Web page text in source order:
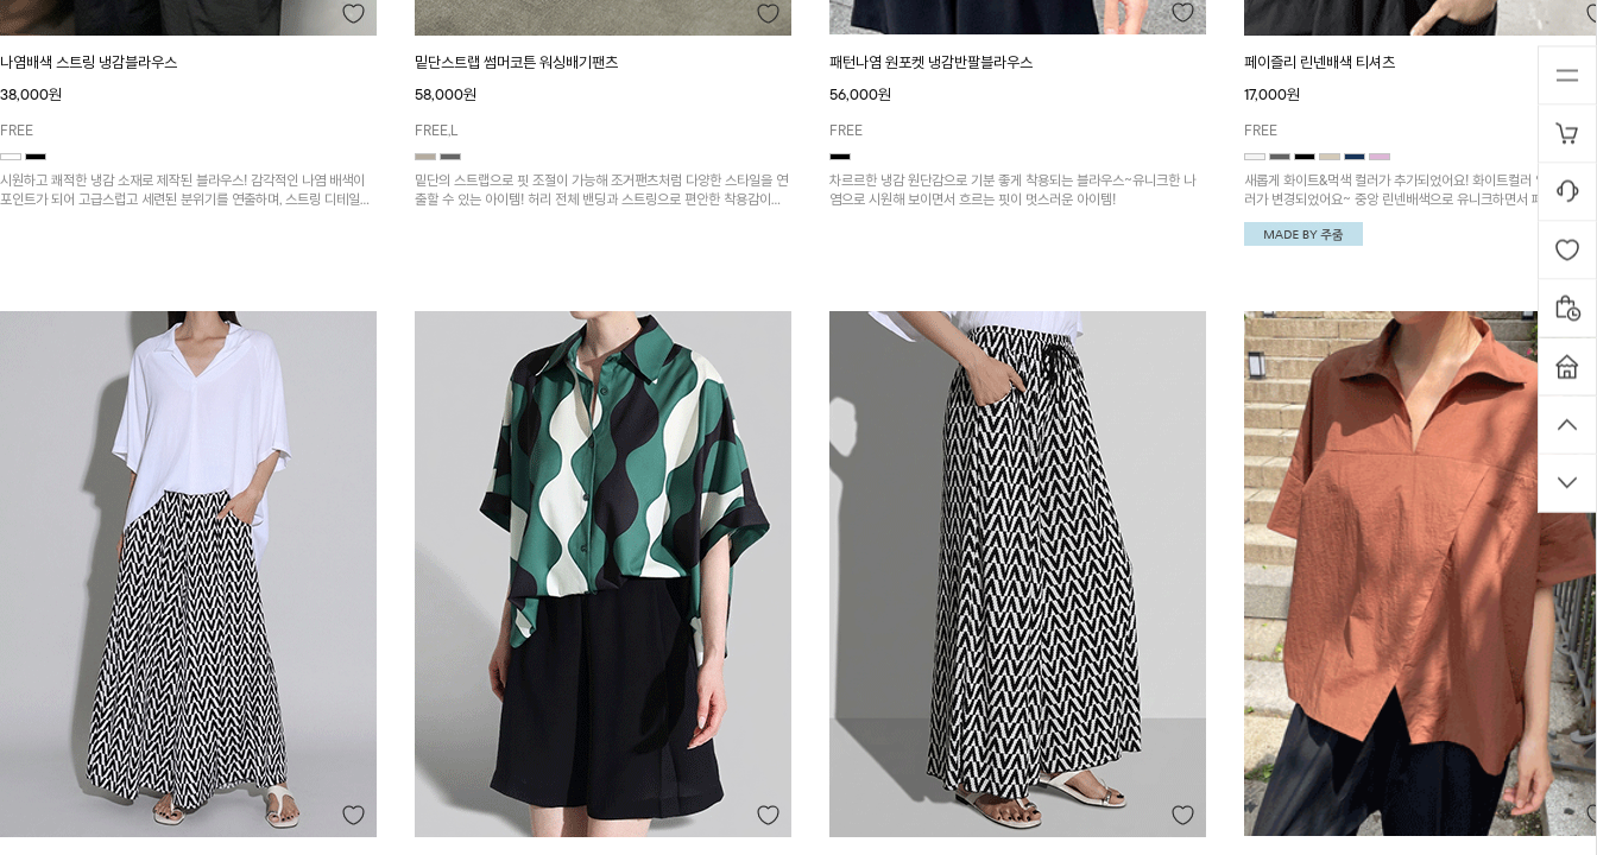
나염배색 스트링 냉감블라우스
38,000원
FREE
시원하고 쾌적한 냉감 소재로 제작된 블라우스! 감각적인 나염 배색이
포인트가 되어 고급스럽고 세련된 분위기를 연출하며, 스트링 디테일로
밑단스트랩 썸머코튼 워싱배기팬츠
58,000원
FREE,L
밑단의 스트랩으로 핏 조절이 가능해 조거팬츠처럼 다양한 스타일을 연
출할 수 있는 아이템! 허리 전체 밴딩과 스트링으로 편안한 착용감이며,
패턴나염 원포켓 냉감반팔블라우스
56,000원
FREE
차르르한 냉감 원단감으로 기분 좋게 착용되는 블라우스~유니크한 나
염으로 시원해 보이면서 흐르는 핏이 멋스러운 아이템!
페이즐리 린넨배색 티셔츠
17,000원
FREE
새롭게 화이트&먹색 컬러가 추가되었어요! 화이트컬러 앞부분 배
러가 변경되었어요~ 중앙 린넨배색으로 유니크하면서 페이즐리 패
로 감각적인 분위기를 연출이 가능한 티셔츠!